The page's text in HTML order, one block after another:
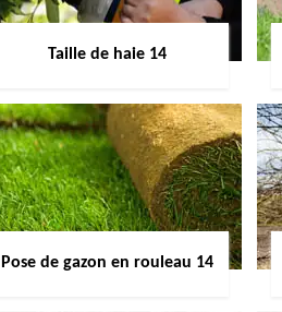
Taille de haie 14
Pose de gazon en rouleau 14